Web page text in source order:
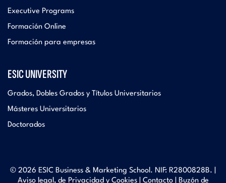
Executive Programs
Formación Online
Formación para empresas
ESIC UNIVERSITY
Grados, Dobles Grados y Títulos Universitarios
Másteres Universitarios
Doctorados
© 2026 ESIC Business & Marketing School. NIF: R2800828B. |
Aviso legal, de Privacidad y Cookies| Contacto| Buzón de